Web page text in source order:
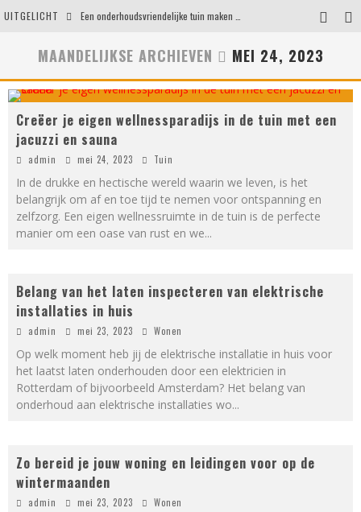
UITGELICHT
Eigentijdse en stijlvolle plafonnières voor iedere ruimte
Waar je op moet letten voordat je een woning koopt
MAANDELIJKSE ARCHIEVEN MEI 24, 2023
Creëer je eigen wellnessparadijs in de tuin met een
jacuzzi en sauna
admin mei 24, 2023 Tuin
In de drukke en hectische wereld waarin we leven, is het
belangrijk om af en toe tijd te nemen voor ontspanning en
zelfzorg. Een eigen wellnessruimte in de tuin is de perfecte
manier om een oase van rust en we...
Belang van het laten inspecteren van elektrische
installaties in huis
admin mei 23, 2023 Wonen
Op welk moment heb jij de elektrische installatie in huis voor
het laatst laten onderhouden door een elektricien in
Rotterdam of bijvoorbeeld Amsterdam? Het belang van
onderhoud aan elektrische installaties wo...
Zo bereid je jouw woning en leidingen voor op de
wintermaanden
admin mei 23, 2023 Wonen